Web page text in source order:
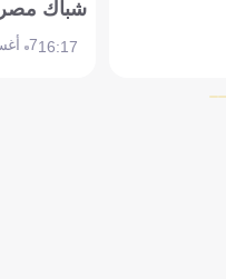
شباك
16:177 أغسطس 2026